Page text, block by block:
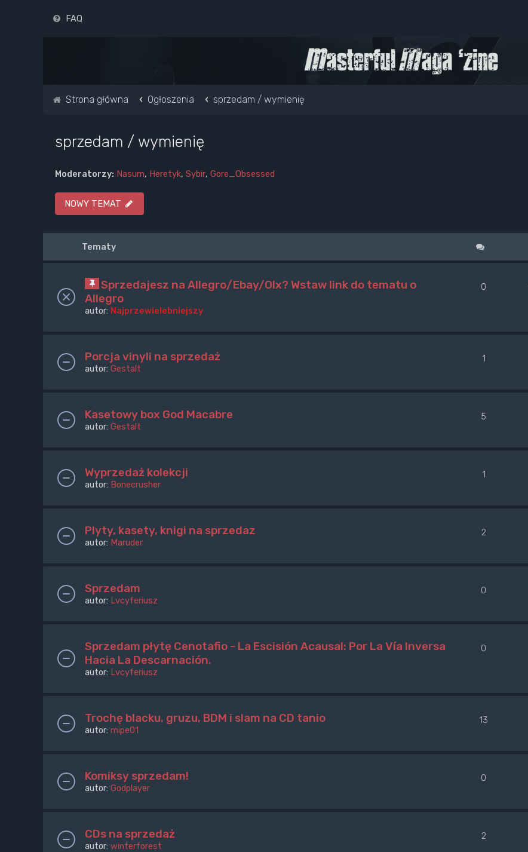
FAQ
Strona główna Ogłoszenia sprzedam / wymienię
sprzedam / wymienię
Moderatorzy: Nasum, Heretyk, Sybir, Gore_Obsessed
NOWY TEMAT
Tematy
Sprzedajesz na Allegro/Ebay/Olx? Wstaw link do tematu o
Allegro
autor: Najprzewielebniejszy
0
Porcja vinyli na sprzedaż
autor: Gestalt
1
Kasetowy box God Macabre
autor: Gestalt
5
Wyprzedaż kolekcji
autor: Bonecrusher
1
Plyty, kasety, knigi na sprzedaz
autor: Maruder
2
Sprzedam
autor: Lvcyferiusz
0
Sprzedam płytę Cenotafio - La Escisión Acausal: Por La Vía Inversa
Hacia La Descarnación.
autor: Lvcyferiusz
0
Trochę blacku, gruzu, BDM i slam na CD tanio
autor: mipe01
13
Komiksy sprzedam!
autor: Godplayer
0
CDs na sprzedaż
autor: winterforest
2